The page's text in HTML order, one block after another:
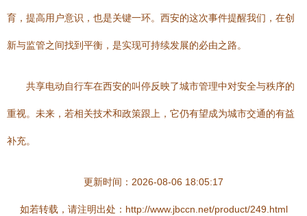
育，提高用户意识，也是关键一环。西安的这次事件提醒我们，在创
新与监管之间找到平衡，是实现可持续发展的必由之路。
共享电动自行车在西安的叫停反映了城市管理中对安全与秩序的
重视。未来，若相关技术和政策跟上，它仍有望成为城市交通的有益
补充。
更新时间：2026-08-06 18:05:17
如若转载，请注明出处：http://www.jbccn.net/product/249.html